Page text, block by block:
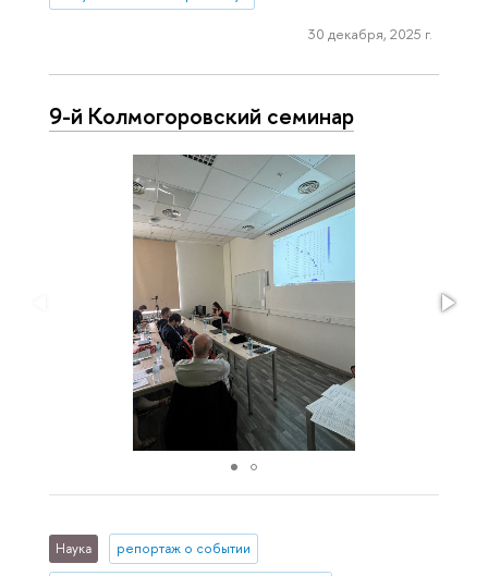
30 декабря, 2025 г.
9-й Колмогоровский семинар
Наука репортаж о событии